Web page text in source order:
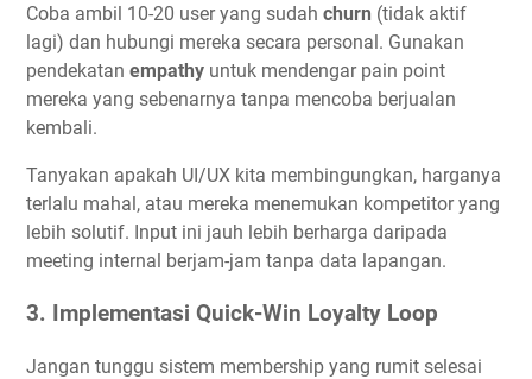
Coba ambil 10-20 user yang sudah churn (tidak aktif
lagi) dan hubungi mereka secara personal. Gunakan
pendekatan empathy untuk mendengar pain point
mereka yang sebenarnya tanpa mencoba berjualan
kembali.
Tanyakan apakah UI/UX kita membingungkan, harganya
terlalu mahal, atau mereka menemukan kompetitor yang
lebih solutif. Input ini jauh lebih berharga daripada
meeting internal berjam-jam tanpa data lapangan.
3. Implementasi Quick-Win Loyalty Loop
Jangan tunggu sistem membership yang rumit selesai